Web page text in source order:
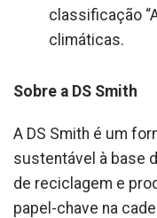
classificação
climáticas.
Sobre a DS Smith
A DS Smith é um
sustentável à base
de reciclagem e
papel-chave na